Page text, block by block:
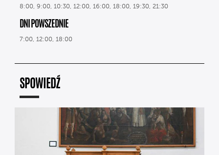
8:00, 9:00, 10:30, 12:00, 16:00, 18:00, 19:30, 21:30
DNI POWSZEDNIE
7:00, 12:00, 18:00
SPOWIEDŹ